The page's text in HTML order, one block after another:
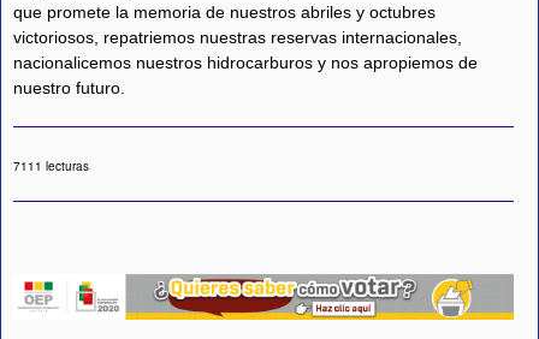
que promete la memoria de nuestros abriles y octubres
victoriosos, repatriemos nuestras reservas internacionales,
nacionalicemos nuestros hidrocarburos y nos apropiemos de
nuestro futuro.
7111 lecturas